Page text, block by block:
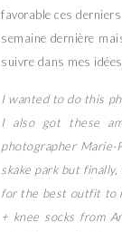
favorable ces
semaine dernière
suivre dans mes
I wanted to do this
I also got these
photographer
skake park but
for the best outfit to
+ knee socks from